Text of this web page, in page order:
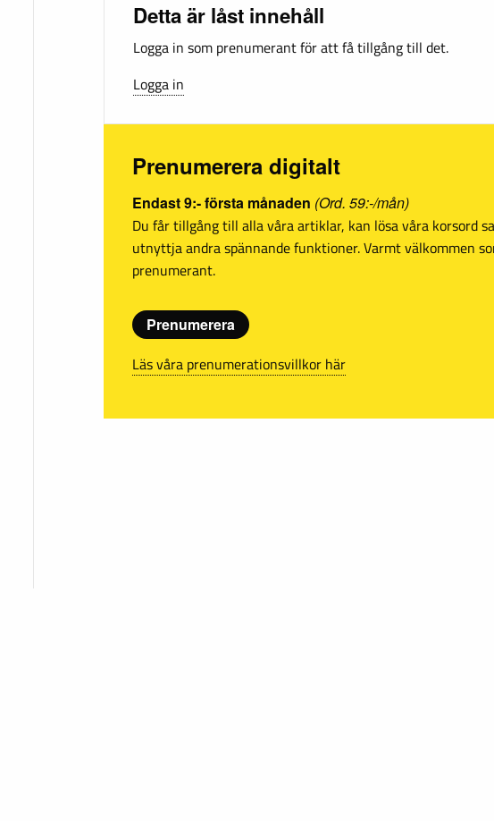
Detta är låst innehåll
Logga in som prenumerant för att få tillgång till det.
Logga in
Prenumerera digitalt
Endast 9:- första månaden (Ord. 59:-/mån)
Du får tillgång till alla våra artiklar, kan lösa våra korsord
utnyttja andra spännande funktioner. Varmt välkommen
prenumerant.
Prenumerera
Läs våra prenumerationsvillkor här